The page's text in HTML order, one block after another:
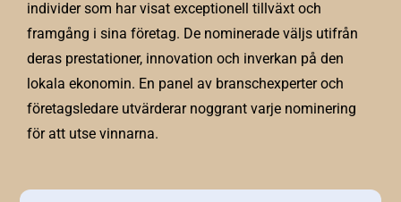
individer som har visat exceptionell tillväxt och
framgång i sina företag. De nominerade väljs utifrån
deras prestationer, innovation och inverkan på den
lokala ekonomin. En panel av branschexperter och
företagsledare utvärderar noggrant varje nominering
för att utse vinnarna.